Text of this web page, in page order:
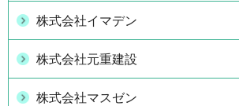
株式会社イマデン
株式会社元重建設
株式会社マスゼン